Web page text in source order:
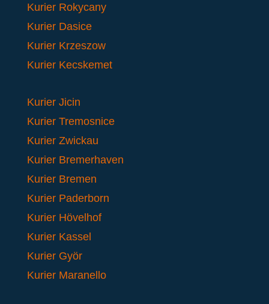
Kurier Rokycany
Kurier Dasice
Kurier Krzeszow
Kurier Kecskemet
Kurier Jicin
Kurier Tremosnice
Kurier Zwickau
Kurier Bremerhaven
Kurier Bremen
Kurier Paderborn
Kurier Hövelhof
Kurier Kassel
Kurier Györ
Kurier Maranello